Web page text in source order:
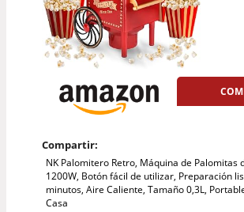
Compartir:
NK Palomitero Retro, Máquina de Palomitas
1200W, Botón fácil de utilizar, Preparación
minutos, Aire Caliente, Tamaño 0,3L,
Casa